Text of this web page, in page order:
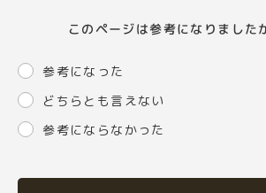
このページは参考になりました
参考になった
どちらとも言えない
参考にならなかった